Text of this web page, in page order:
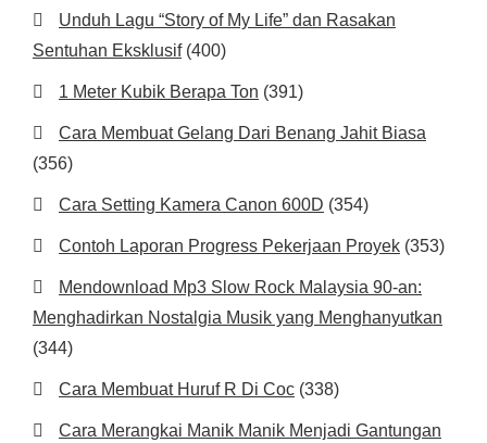
Unduh Lagu “Story of My Life” dan Rasakan
Sentuhan Eksklusif (400)
1 Meter Kubik Berapa Ton (391)
Cara Membuat Gelang Dari Benang Jahit Biasa
(356)
Cara Setting Kamera Canon 600D (354)
Contoh Laporan Progress Pekerjaan Proyek (353)
Mendownload Mp3 Slow Rock Malaysia 90-an:
Menghadirkan Nostalgia Musik yang Menghanyutkan
(344)
Cara Membuat Huruf R Di Coc (338)
Cara Merangkai Manik Manik Menjadi Gantungan